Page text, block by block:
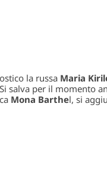
la russa Maria
salva per il momento
Mona Barthel, si